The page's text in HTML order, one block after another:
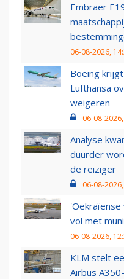
Embraer
06-08-2026,
Boeing
Lufthansa
weigeren
06-08-
Analyse
duurder
de reiziger
06-08-
vol met
06-08-2026,
KLM stelt
Airbus